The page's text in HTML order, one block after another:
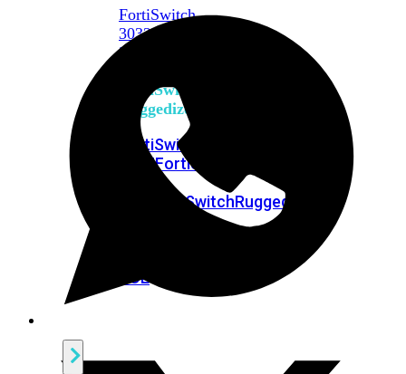
FortiSwitch
3032E
3032G
FortiSwitch
Ruggedized
FortiSwitchRugged
108FFortiSwitchRugged
FortiSwitchRugged
POE